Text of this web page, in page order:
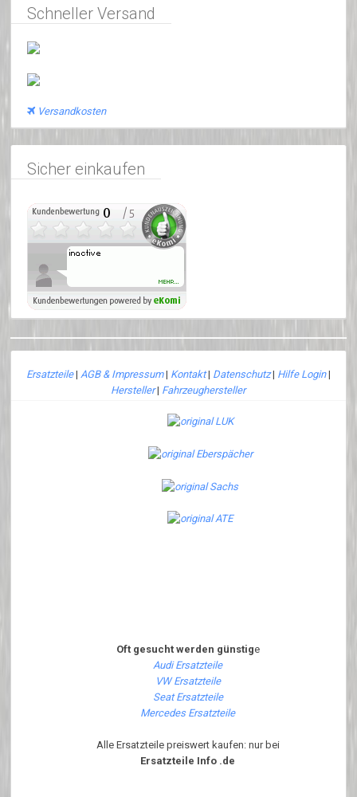
Schneller Versand
Versandkosten
Sicher einkaufen
Ersatzteile| AGB & Impressum| Kontakt| Datenschutz| Hilfe Login|
Hersteller| Fahrzeughersteller
Oft gesucht werden günstige
Audi Ersatzteile
VW Ersatzteile
Seat Ersatzteile
Mercedes Ersatzteile
Alle Ersatzteile preiswert kaufen: nur bei
Ersatzteile Info .de